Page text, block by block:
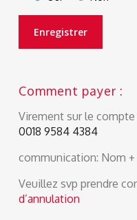
Comment payer :
Virement sur le
0018 9584 4384
communication: Nom
Veuillez svp prendre
d’annulation